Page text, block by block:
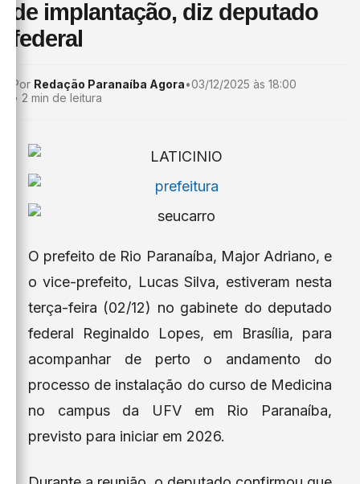
de implantação, diz deputado
federal
Por Redação Paranaíba Agora•03/12/2025 às 18:00
• 2 min de leitura
O prefeito de Rio Paranaíba, Major Adriano, e
o vice-prefeito, Lucas Silva, estiveram nesta
terça-feira (02/12) no gabinete do deputado
federal Reginaldo Lopes, em Brasília, para
acompanhar de perto o andamento do
processo de instalação do curso de Medicina
no campus da UFV em Rio Paranaíba,
previsto para iniciar em 2026.